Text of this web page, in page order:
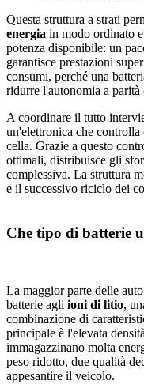
Questa struttura a strati
energia in modo ordinato
potenza disponibile: un
garantisce prestazioni
consumi, perché una
ridurre l'autonomia a parità
A coordinare il tutto
un'elettronica che controlla
cella. Grazie a questo
ottimali, distribuisce gli
complessiva. La struttura
e il successivo riciclo dei
Che tipo di batterie
La maggior parte delle
batterie agli ioni di litio,
combinazione di
principale è l'elevata
immagazzinano molta
peso ridotto, due qualità
appesantire il veicolo.